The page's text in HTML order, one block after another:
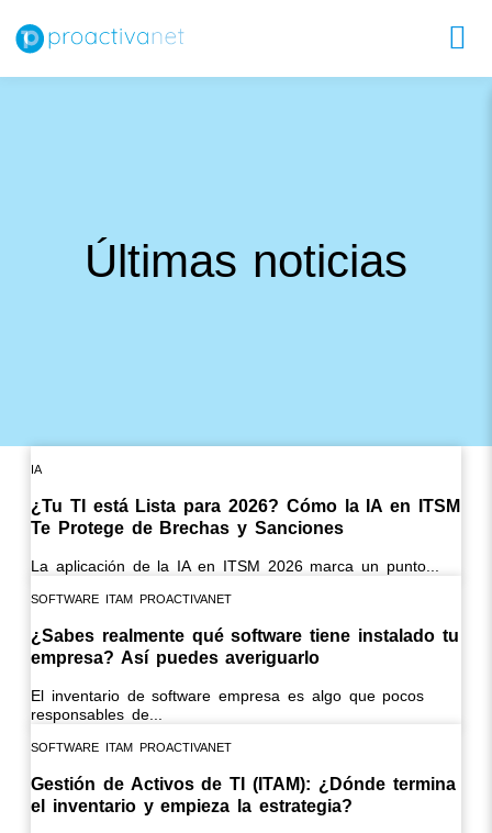
Últimas noticias
IA
¿Tu TI está Lista para 2026? Cómo la IA en ITSM
Te Protege de Brechas y Sanciones
La aplicación de la IA en ITSM 2026 marca un punto...
SOFTWARE ITAM PROACTIVANET
¿Sabes realmente qué software tiene instalado tu
empresa? Así puedes averiguarlo
El inventario de software empresa es algo que pocos
responsables de...
SOFTWARE ITAM PROACTIVANET
Gestión de Activos de TI (ITAM): ¿Dónde termina
el inventario y empieza la estrategia?